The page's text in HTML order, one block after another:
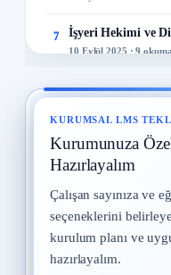
7 İşyeri Hekimi ve
10 Eylül 2025 · 9 okuma
8 Kadın Çalışanların
9 İş Kazaları
30 Temmuz 2025 · 9
10 Yangın ve Gazlar
29 Temmuz 2025 · 9
KURUMSAL LMS
Kurumunuza
Hazırlayalım
Çalışan sayınıza ve
seçeneklerini
kurulum planı ve
hazırlayalım.